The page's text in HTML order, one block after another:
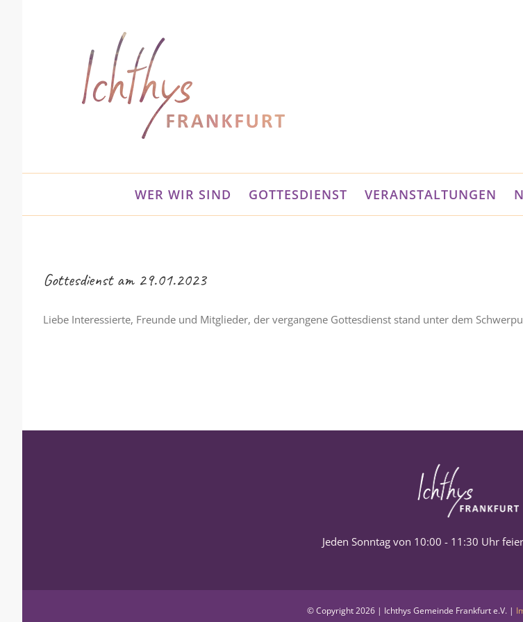
WER WIR SIND GOTTESDIENST VERANSTALTUNGEN
Gottesdienst am 29.01.2023
Liebe Interessierte, Freunde und Mitglieder, der vergangene Gottesdienst stand unter dem
Jeden Sonntag von 10:00 - 11:30 Uhr
© Copyright2026 | Ichthys Gemeinde Frankfurt e.V. |